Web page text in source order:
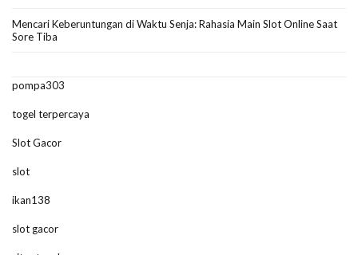
Mencari Keberuntungan di Waktu Senja: Rahasia Main Slot Online Saat
Sore Tiba
pompa303
togel terpercaya
Slot Gacor
slot
ikan138
slot gacor